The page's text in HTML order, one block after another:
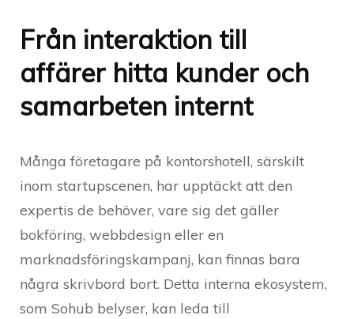
Från interaktion till
affärer hitta kunder och
samarbeten internt
Många företagare på kontorshotell, särskilt
inom startupscenen, har upptäckt att den
expertis de behöver, vare sig det gäller
bokföring, webbdesign eller en
marknadsföringskampanj, kan finnas bara
några skrivbord bort. Detta interna ekosystem,
som Sohub belyser, kan leda till